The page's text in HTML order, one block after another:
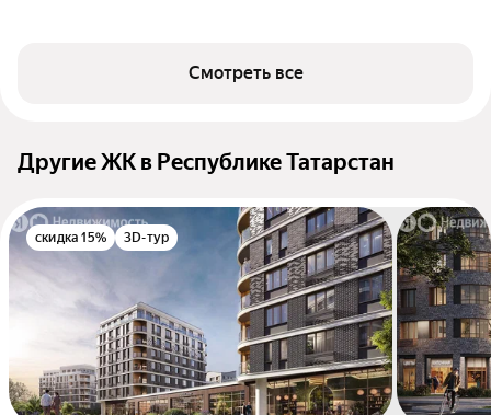
Смотреть все
Другие ЖК в Республике Татарстан
скидка 15% 3D-тур